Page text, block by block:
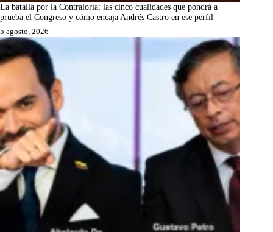
La batalla por la Contraloría: las cinco cualidades que pondrá a
prueba el Congreso y cómo encaja Andrés Castro en ese perfil
5 agosto, 2026